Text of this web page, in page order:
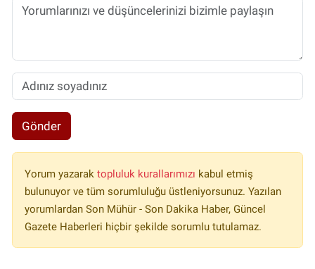
Gönder
Yorum yazarak topluluk kurallarımızı kabul etmiş
bulunuyor ve tüm sorumluluğu üstleniyorsunuz. Yazılan
yorumlardan Son Mühür - Son Dakika Haber, Güncel
Gazete Haberleri hiçbir şekilde sorumlu tutulamaz.